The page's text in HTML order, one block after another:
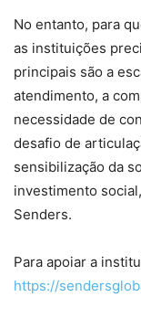
No entanto, para
as instituições
principais são a
atendimento, a
necessidade de
desafio de
sensibilização da
investimento
Senders.
Para apoiar a
https://